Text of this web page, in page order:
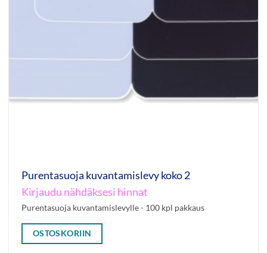
Purentasuoja kuvantamislevy koko 2
Kirjaudu nähdäksesi hinnat
Purentasuoja kuvantamislevylle - 100 kpl pakkaus
OSTOSKORIIN